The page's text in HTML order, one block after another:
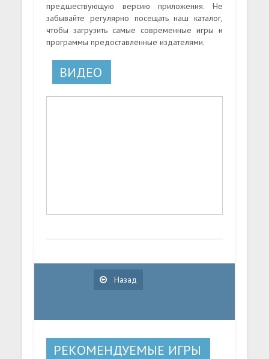
предшествующую версию приложения. Не
забывайте регулярно посещать наш каталог,
чтобы загрузить самые современные игры и
программы предоставленные издателями.
ВИДЕО
Назад
РЕКОМЕНДУЕМЫЕ ИГРЫ